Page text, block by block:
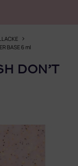
BASE 6 ml
DON’T